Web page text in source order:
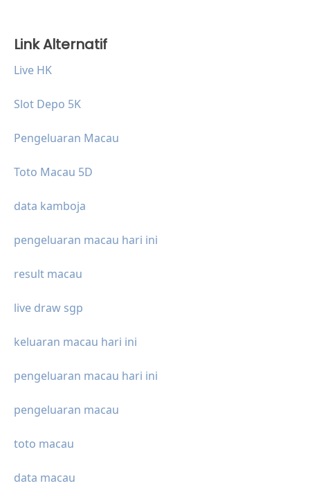
Link Alternatif
Live HK
Slot Depo 5K
Pengeluaran Macau
Toto Macau 5D
data kamboja
pengeluaran macau hari ini
result macau
live draw sgp
keluaran macau hari ini
pengeluaran macau hari ini
pengeluaran macau
toto macau
data macau